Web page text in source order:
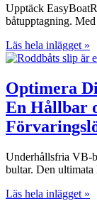
Upptäck
båtupptagning.
Läs hela inlägget »
Optimera
En Hållbar
Underhållsfria VB-
bultar. Den
Läs hela inlägget »